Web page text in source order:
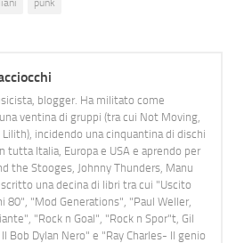
punk
blogger. Ha militato come
ventina di gruppi (tra cui Not Moving,
incidendo una cinquantina di dischi
tutta Italia, Europa e USA e aprendo per
the Stooges, Johnny Thunders, Manu
scritto una decina di libri tra cui "Uscito
80", "Mod Generations", "Paul Weller,
"Rock n Goal", "Rock n Spor"t, Gil
Bob Dylan Nero" e "Ray Charles- Il genio